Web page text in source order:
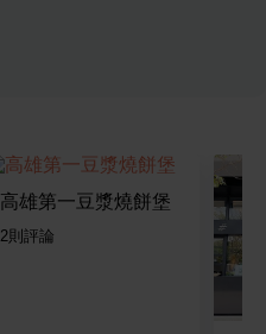
高雄第一豆漿燒餅堡
2則評論